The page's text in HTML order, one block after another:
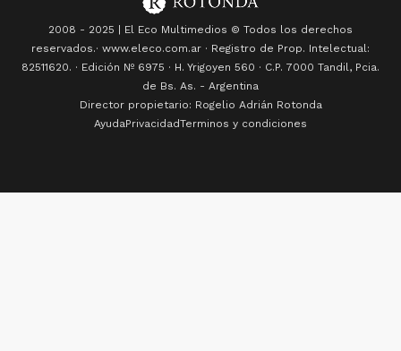
2008 - 2025 | El Eco Multimedios © Todos los derechos
reservados.· www.eleco.com.ar · Registro de Prop. Intelectual:
82511620. · Edición Nº 6975 · H. Yrigoyen 560 · C.P. 7000 Tandil, Pcia.
de Bs. As. - Argentina
Director propietario: Rogelio Adrián Rotonda
AyudaPrivacidadTerminos y condiciones